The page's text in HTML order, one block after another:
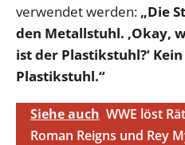
verwendet werden: „Die
den Metallstuhl. ‚Okay,
ist der Plastikstuhl?‘
Plastikstuhl.“
Siehe auch WWE löst
Roman Reigns und Rey